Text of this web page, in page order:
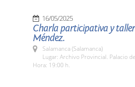
16/05/2025
Charla participativa y
Méndez.
Salamanca (Salamanca)
Lugar: Archivo Provincial. Palacio
Hora: 19:00 h.